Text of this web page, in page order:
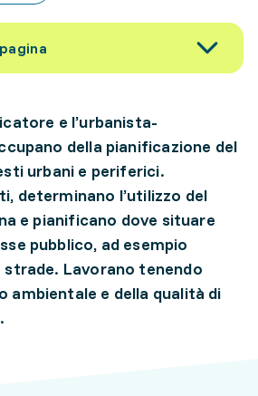
e l’urbanista-
della pianificazione del
urbani e periferici.
determinano l’utilizzo del
e pianificano dove situare
pubblico, ad esempio
strade. Lavorano tenendo
ambientale e della qualità di